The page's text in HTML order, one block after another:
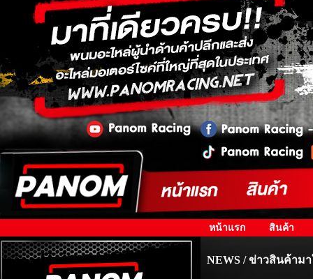
หน้าแรก สินค้า
NEWS / ข่าวสินค้าม